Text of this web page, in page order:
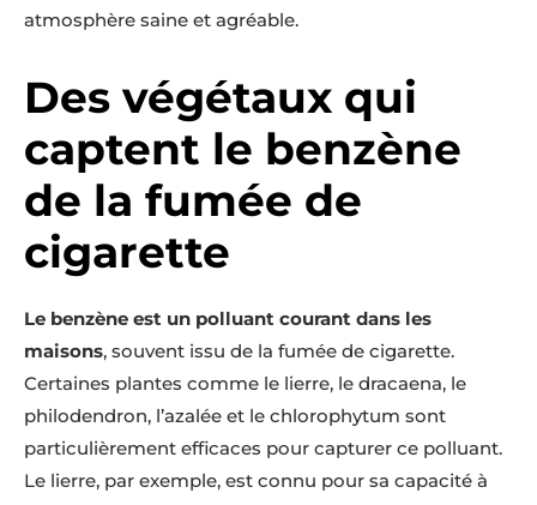
atmosphère saine et agréable.
Des végétaux qui
captent le benzène
de la fumée de
cigarette
Le benzène est un polluant courant dans les
maisons, souvent issu de la fumée de cigarette.
Certaines plantes comme le lierre, le dracaena, le
philodendron, l’azalée et le chlorophytum sont
particulièrement efficaces pour capturer ce polluant.
Le lierre, par exemple, est connu pour sa capacité à